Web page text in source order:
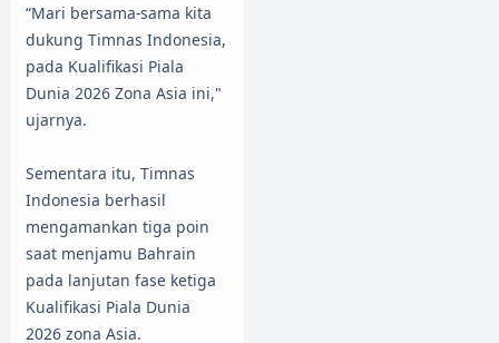
“Mari bersama-sama kita
dukung Timnas Indonesia,
pada Kualifikasi Piala
Dunia 2026 Zona Asia ini,"
ujarnya.
Sementara itu, Timnas
Indonesia berhasil
mengamankan tiga poin
saat menjamu Bahrain
pada lanjutan fase ketiga
Kualifikasi Piala Dunia
2026 zona Asia.